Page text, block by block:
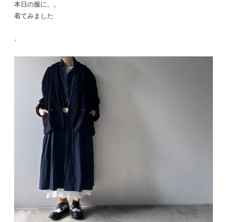
本日の服に。。
着てみました
♩